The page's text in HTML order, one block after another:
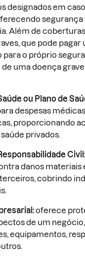
designados em
Além de
que pode pagar
para o próprio
uma doença
ou Plano de
despesas
proporcionando
privados.
Civil:
danos materiais
cobrindo
oferece
de um
equipamentos,